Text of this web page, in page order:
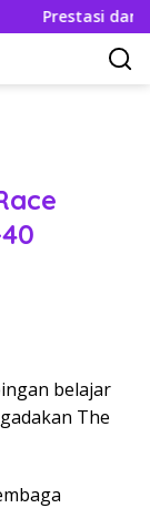
Prestasi dan
belajar
The